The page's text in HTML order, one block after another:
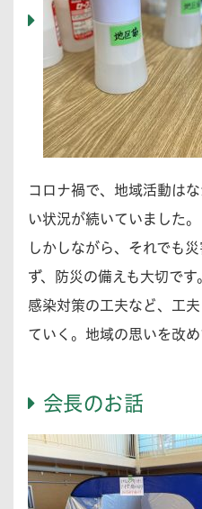
コロナ禍で、地域活動は
い状況が続いていました。
しかしながら、それでも
ず、防災の備えも大切です
感染対策の工夫など、工
ていく。地域の思いを改め
会長のお話